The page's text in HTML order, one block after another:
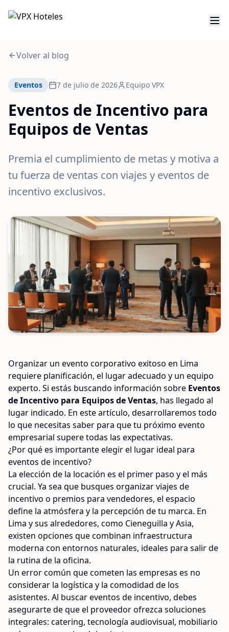
Volver al blog
Eventos 7 de julio de 2026 Equipo VPX
Eventos de Incentivo para
Equipos de Ventas
Premia el cumplimiento de metas y motiva a
tu fuerza de ventas con viajes y eventos de
incentivo exclusivos.
Organizar un evento corporativo exitoso en Lima
requiere planificación, el lugar adecuado y un equipo
experto. Si estás buscando información sobre Eventos
de Incentivo para Equipos de Ventas, has llegado al
lugar indicado. En este artículo, desarrollaremos todo
lo que necesitas saber para que tu próximo evento
empresarial supere todas las expectativas.
¿Por qué es importante elegir el lugar ideal para
eventos de incentivo?
La elección de la locación es el primer paso y el más
crucial. Ya sea que busques organizar viajes de
incentivo o premios para vendedores, el espacio
define la atmósfera y la percepción de tu marca. En
Lima y sus alrededores, como Cieneguilla y Asia,
existen opciones que combinan infraestructura
moderna con entornos naturales, ideales para salir de
la rutina de la oficina.
Un error común que cometen las empresas es no
considerar la logística y la comodidad de los
asistentes. Al buscar eventos de incentivo, debes
asegurarte de que el proveedor ofrezca soluciones
integrales: catering, tecnología audiovisual, mobiliario